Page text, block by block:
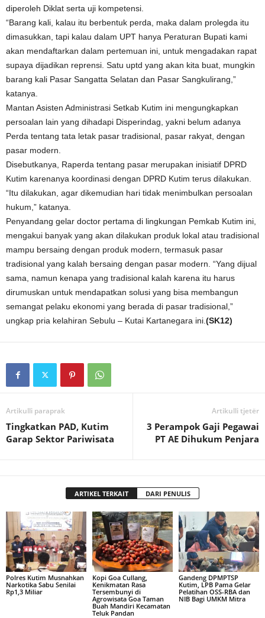
diperoleh Diklat serta uji kompetensi.
“Barang kali, kalau itu berbentuk perda, maka dalam prolegda itu
dimasukkan, tapi kalau dalam UPT hanya Peraturan Bupati kami
akan mendaftarkan dalam pertemuan ini, untuk mengadakan rapat
supaya dijadikan reprensi. Satu uptd yang akan kita buat, mungkin
barang kali Pasar Sangatta Selatan dan Pasar Sangkulirang,”
katanya.
Mantan Asisten Administrasi Setkab Kutim ini mengungkapkan
persoalan lain yang dihadapi Disperindag, yakni belum adanya
Perda tentang tata letak pasar tradisional, pasar rakyat, dengan
pasar modern.
Disebutkanya, Raperda tentang pasar merupakan inisiatif DPRD
Kutim karenanya koordinasi dengan DPRD Kutim terus dilakukan.
“Itu dilakukan, agar dikemudian hari tidak menimbulkan persoalan
hukum,” katanya.
Penyandang gelar doctor pertama di lingkungan Pemkab Kutim ini,
mengakui banyak yang akan dilakukan produk lokal atau tradisional
mampu bersaing dengan produk modern, termasuk pasar
tradisional yang kalah bersaing dengan pasar modern. “Yang dijual
sama, namun kenapa yang tradisional kalah karena itu harus
dirumuskan untuk mendapatkan solusi yang bisa membangun
semangat pelaku ekonomi yang berada di pasar tradisional,”
ungkap pria kelahiran Sebulu – Kutai Kartanegara ini. (SK12)
Artikulli paraprak
Tingkatkan PAD, Kutim
Garap Sektor Pariwisata
Artikulli tjetër
3 Perampok Gaji Pegawai
PT AE Dihukum Penjara
ARTIKEL TERKAIT DARI PENULIS
Polres Kutim Musnahkan
Narkotika Sabu Senilai
Rp1,3 Miliar
Kopi Goa Cullang,
Kenikmatan Rasa
Tersembunyi di
Agrowisata Goa Taman
Buah Mandiri Kecamatan
Teluk Pandan
Gandeng DPMPTSP
Kutim, LPB Pama Gelar
Pelatihan OSS-RBA dan
NIB Bagi UMKM Mitra